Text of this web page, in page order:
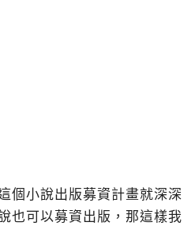
個小說出版募資計畫就深深
也可以募資出版，那這樣我